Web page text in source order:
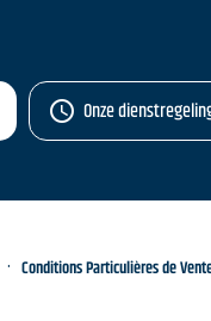
Onze
Conditions Particulières de